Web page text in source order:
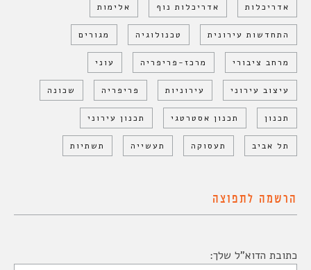
אדריכלות אדריכלות נוף אלימות
התחדשות עירונית טכנולוגיה מגורים
מרחב ציבורי מרכז-פריפריה עוני
עיצוב עירוני עירוניות פריפריה שכונה
תכנון תכנון אסטרטגי תכנון עירוני
תל אביב תעסוקה תעשייה תשתיות
הרשמה לתפוצה
כתובת הדוא"ל שלך: